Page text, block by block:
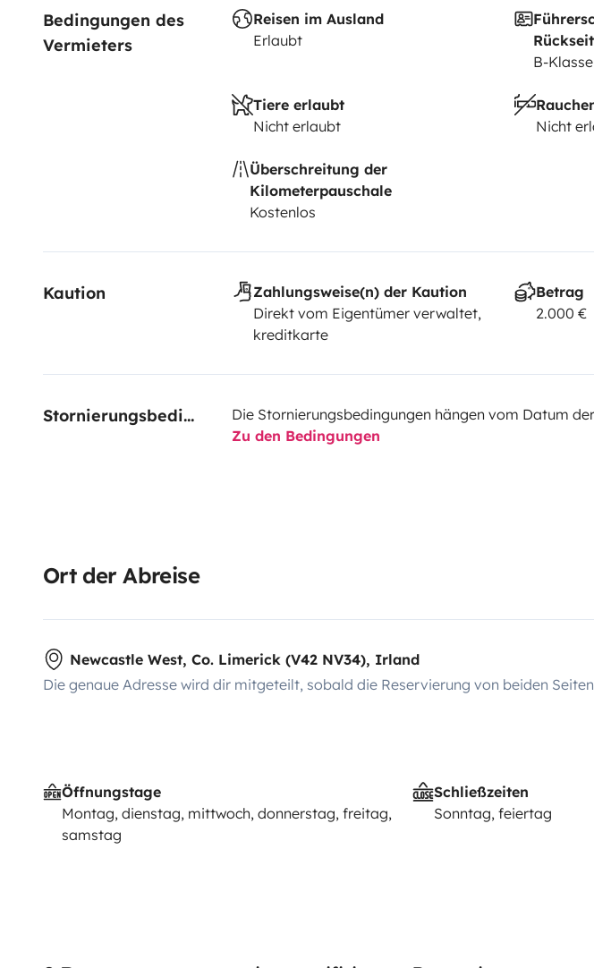
Bedingungen des
Vermieters
Reisen im Ausland
Erlaubt
B-Klasse
Tiere erlaubt
Nicht erlaubt
Nicht
Überschreitung der
Kilometerpauschale
Kostenlos
Kaution
Zahlungsweise(n) der Kaution
Direkt vom Eigentümer verwaltet,
kreditkarte
Betrag
2.000 €
Stornierungsbedingungen
Die Stornierungsbedingungen hängen vom Datum
Zu den Bedingungen
Ort der Abreise
Newcastle West, Co. Limerick (V42 NV34), Irland
Die genaue Adresse wird dir mitgeteilt, sobald die Reservierung von beiden
Öffnungstage
Montag, dienstag, mittwoch, donnerstag, freitag,
samstag
Schließzeiten
Sonntag, feiertag